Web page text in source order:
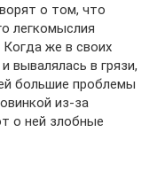
о том, что
легкомыслия
же в своих
вывалялась в грязи,
большие проблемы
из-за
о ней злобные